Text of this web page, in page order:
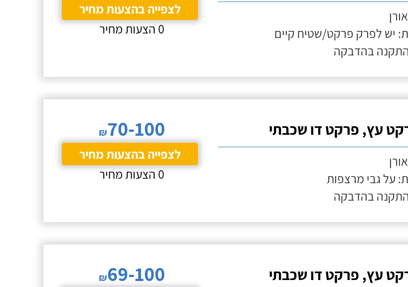
יש לפרק פרקט/שטיח קיים
בהדבקה
לצפייה בהצעות מחיר
0 הצעות מחיר
עץ, פרקט דו שכבתי
על גבי מרצפות
בהדבקה
₪70-100
לצפייה בהצעות מחיר
0 הצעות מחיר
עץ, פרקט דו שכבתי ₪69-100